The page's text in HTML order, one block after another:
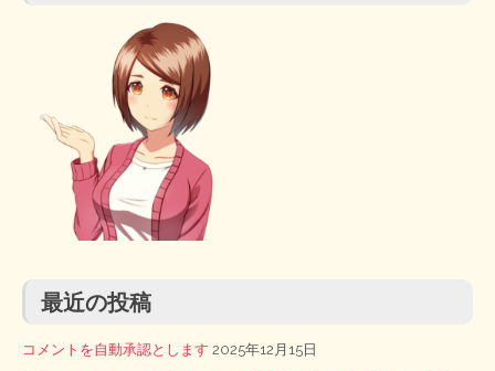
最近の投稿
コメントを自動承認とします 2025年12月15日